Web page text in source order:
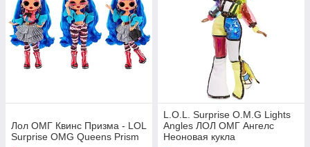
Лол ОМГ Квинс Призма - LOL
Surprise OMG Queens Prism
L.O.L. Surprise O.M.G Lights
Angles ЛОЛ ОМГ Ангелс
Неоновая кукла